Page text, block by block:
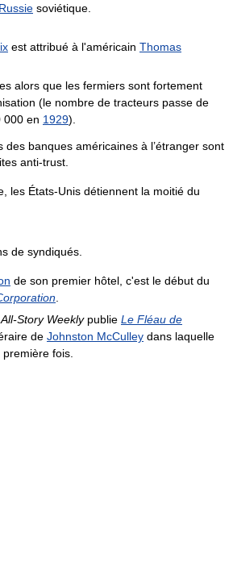
Russie soviétique.
est attribué à l'américain Thomas
alors que les fermiers sont fortement
(le nombre de tracteurs passe de
000 en 1929).
des banques américaines à l’étranger sont
anti-trust.
les États-Unis détiennent la moitié du
de syndiqués.
de son premier hôtel, c'est le début du
.
All-Story Weeklypublie Le Fléau de
de Johnston McCulley dans laquelle
fois.